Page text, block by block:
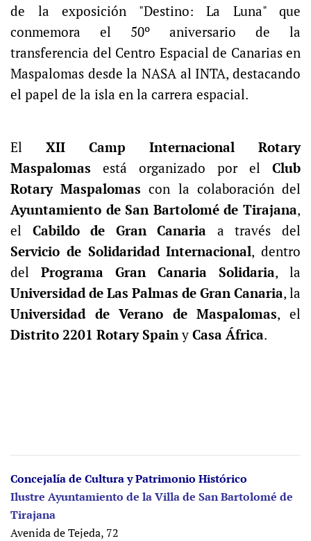
de la exposición "Destino: La Luna" que
conmemora el 50º aniversario de la
transferencia del Centro Espacial de Canarias en
Maspalomas desde la NASA al INTA, destacando
el papel de la isla en la carrera espacial.
El XII Camp Internacional Rotary
Maspalomas está organizado por el Club
Rotary Maspalomas con la colaboración del
Ayuntamiento de San Bartolomé de Tirajana,
el Cabildo de Gran Canaria a través del
Servicio de Solidaridad Internacional, dentro
del Programa Gran Canaria Solidaria, la
Universidad de Las Palmas de Gran Canaria, la
Universidad de Verano de Maspalomas, el
Distrito 2201 Rotary Spainy Casa África.
Concejalía de Cultura y Patrimonio Histórico
Ilustre Ayuntamiento de la Villa de San Bartolomé de
Tirajana
Avenida de Tejeda, 72